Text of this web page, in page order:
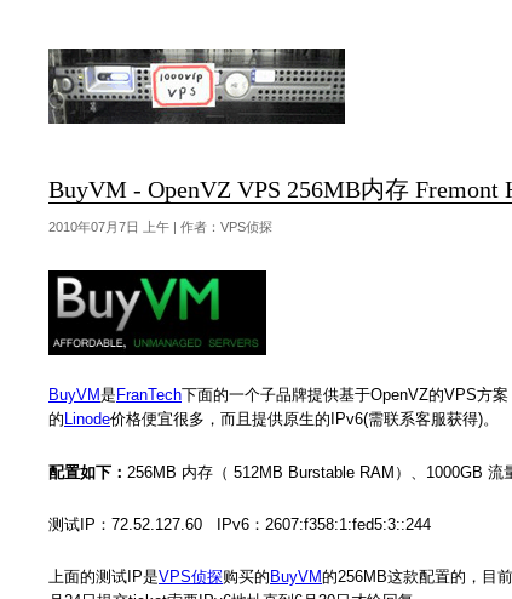
BuyVM - OpenVZ VPS 256MB内存 Fremont
2010年07月7日 上午 | 作者：VPS侦探
BuyVM是 FranTech下面的一个子品牌提供基于OpenVZ的VPS方案
的 Linode价格便宜很多，而且提供原生的IPv6(需联系客服获得)。
配置如下： 256MB 内存（ 512MB Burstable RAM）、1000GB 流
测试IP：72.52.127.60 IPv6：2607:f358:1:fed5:3::244
上面的测试IP是VPS侦探购买的 BuyVM的256MB这款配置的，目